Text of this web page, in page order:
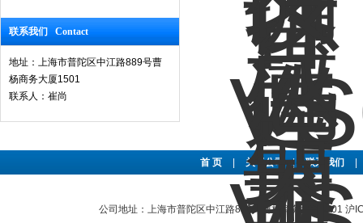
联系我们 Contact
地址：上海市普陀区中江路889号曹
杨商务大厦1501
联系人：崔尚
首 页 关于公司 | 联系我们
公司地址：上海市普陀区中江路889号曹杨商务大厦1501 沪